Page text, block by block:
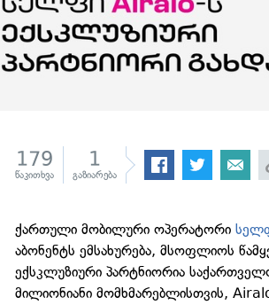
179
წაკითხვა
1
გაზიარება
ქართული მობილური ოპერატორი
აბონენტს ემსახურება, მსოფლიოს
ექსკლუზიური პარტნიორია
მილიონიანი მომხმარებლისთვის,